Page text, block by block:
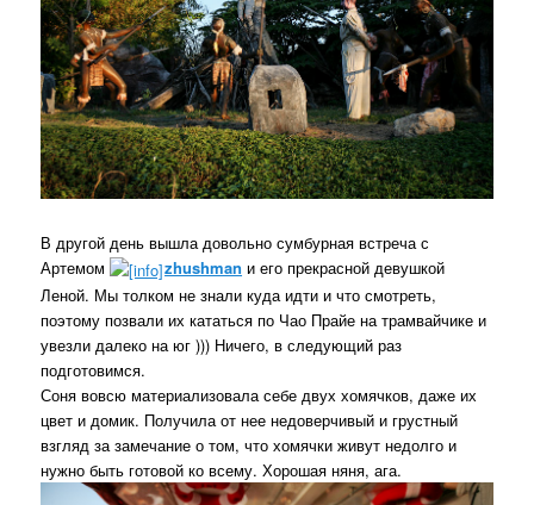
В другой день вышла довольно сумбурная встреча с
Артемом
zhushman и его прекрасной девушкой
Леной. Мы толком не знали куда идти и что смотреть,
поэтому позвали их кататься по Чао Прайе на трамвайчике и
увезли далеко на юг ))) Ничего, в следующий раз
подготовимся.
Соня вовсю материализовала себе двух хомячков, даже их
цвет и домик. Получила от нее недоверчивый и грустный
взгляд за замечание о том, что хомячки живут недолго и
нужно быть готовой ко всему. Хорошая няня, ага.